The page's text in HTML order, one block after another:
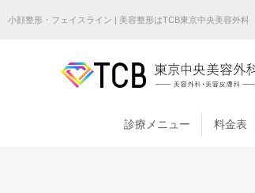
小顔整形・フェイスライン | 美容整形はTCB東京中央美容外科
診療メニュー 料金表